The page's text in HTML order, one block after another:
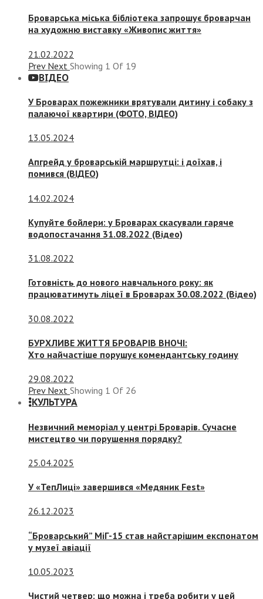
Броварська міська бібліотека запрошує броварчан
на художню виставку «Живопис життя»
21.02.2022
Prev Next Showing 1 Of 19
ВІДЕО
У Броварах пожежники врятували дитину і собаку з
палаючої квартири (ФОТО, ВІДЕО)
13.05.2024
Апгрейд у броварській маршрутці: і доїхав, і
помився (ВІДЕО)
14.02.2024
Купуйте бойлери: у Броварах скасували гаряче
водопостачання 31.08.2022 (Відео)
31.08.2022
Готовність до нового навчального року: як
працюватимуть ліцеї в Броварах 30.08.2022 (Відео)
30.08.2022
БУРХЛИВЕ ЖИТТЯ БРОВАРІВ ВНОЧІ:
Хто найчастіше порушує комендантську годину
29.08.2022
Prev Next Showing 1 Of 26
КУЛЬТУРА
Незвичний меморіал у центрі Броварів. Сучасне
мистецтво чи порушення порядку?
25.04.2025
У «ТепЛиці» завершився «Медяник Fest»
26.12.2023
“Броварський” МіГ-15 став найстарішим експонатом
у музеї авіації
10.05.2023
Чистий четвер: що можна і треба робити у цей